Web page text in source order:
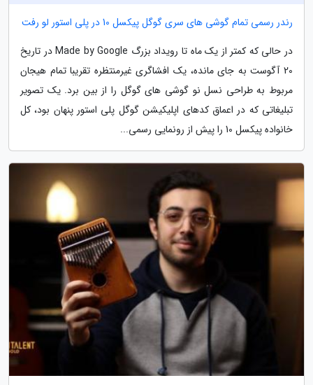
رندر رسمی تمام گوشی های سری گوگل پیکسل 10 در پلی استور لو رفت
در حالی که کمتر از یک ماه تا رویداد بزرگ Made by Google در تاریخ
20 آگوست به جای مانده، یک افشاگری غیرمنتظره تقریبا تمام هیجان
مربوط به طراحی نسل نو گوشی های گوگل را از بین برد. یک تصویر
تبلیغاتی که در اعماق کدهای اپلیکیشن گوگل پلی استور پنهان بود، کل
خانواده پیکسل 10 را پیش از رونمایی رسمی...